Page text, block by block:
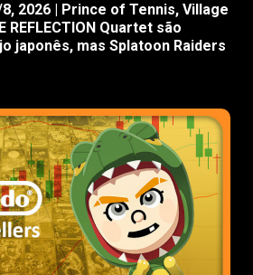
2026 | Prince of Tennis, Village
REFLECTION Quartet são
japonês, mas Splatoon Raiders